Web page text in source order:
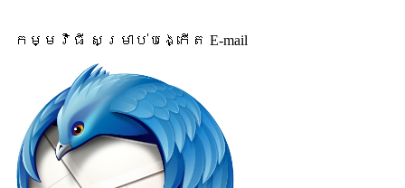
កម្មវិធី សម្រាប់បង្កើត E-mail